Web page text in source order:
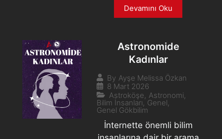
Devamını Oku
Astronomide
Kadınlar
By Ayşe Melissa Özkan
8 Mart 2026
Astroköşe Astronomi
Bilim İnsanları Genel
Genel Gökbilim
İnternette önemli bilim